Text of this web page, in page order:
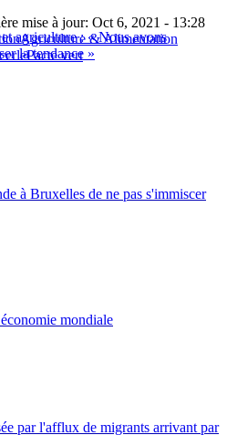
agriculture : « Nous avons
la tendance »
mise à jour: Oct 6, 2021 - 13:28
Agriculture & Alimentation
Pacte vert
à Bruxelles de ne pas s'immiscer
mondiale
par l'afflux de migrants arrivant par